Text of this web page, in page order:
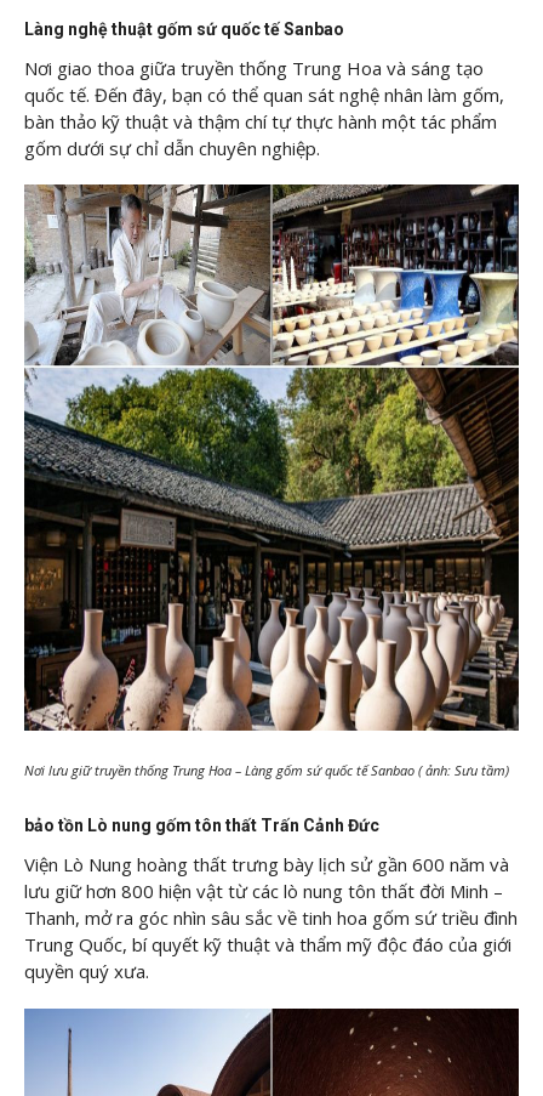
Làng nghệ thuật gốm sứ quốc tế Sanbao
Nơi giao thoa giữa truyền thống Trung Hoa và sáng tạo
quốc tế. Đến đây, bạn có thể quan sát nghệ nhân làm gốm,
bàn thảo kỹ thuật và thậm chí tự thực hành một tác phẩm
gốm dưới sự chỉ dẫn chuyên nghiệp.
Nơi lưu giữ truyền thống Trung Hoa – Làng gốm sứ quốc tế Sanbao ( ảnh: Sưu tầm)
bảo tồn Lò nung gốm tôn thất Trấn Cảnh Đức
Viện Lò Nung hoàng thất trưng bày lịch sử gần 600 năm và
lưu giữ hơn 800 hiện vật từ các lò nung tôn thất đời Minh –
Thanh, mở ra góc nhìn sâu sắc về tinh hoa gốm sứ triều đình
Trung Quốc, bí quyết kỹ thuật và thẩm mỹ độc đáo của giới
quyền quý xưa.